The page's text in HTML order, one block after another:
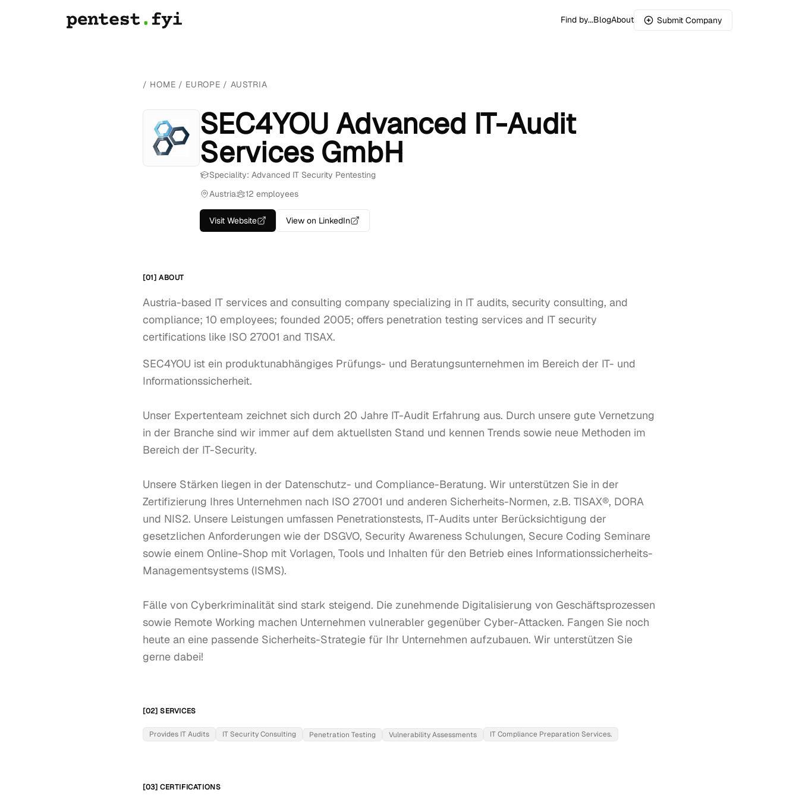
Find by...BlogAbout Submit Company
/ HOME / EUROPE / AUSTRIA
SEC4YOU Advanced IT-Audit
Services GmbH
Speciality: Advanced IT Security Pentesting
Austria
12 employees
Visit Website View on LinkedIn
[01] ABOUT
Austria-based IT services and consulting company specializing in IT audits, security consulting, and
compliance; 10 employees; founded 2005; offers penetration testing services and IT security
certifications like ISO 27001 and TISAX.
SEC4YOU ist ein produktunabhängiges Prüfungs- und Beratungsunternehmen im Bereich der IT- und
Informationssicherheit.
Unser Expertenteam zeichnet sich durch 20 Jahre IT-Audit Erfahrung aus. Durch unsere gute Vernetzung
in der Branche sind wir immer auf dem aktuellsten Stand und kennen Trends sowie neue Methoden im
Bereich der IT-Security.
Unsere Stärken liegen in der Datenschutz- und Compliance-Beratung. Wir unterstützen Sie in der
Zertifizierung Ihres Unternehmen nach ISO 27001 und anderen Sicherheits-Normen, z.B. TISAX®, DORA
und NIS2. Unsere Leistungen umfassen Penetrationstests, IT-Audits unter Berücksichtigung der
gesetzlichen Anforderungen wie der DSGVO, Security Awareness Schulungen, Secure Coding Seminare
sowie einem Online-Shop mit Vorlagen, Tools und Inhalten für den Betrieb eines Informationssicherheits-
Managementsystems (ISMS).
Fälle von Cyberkriminalität sind stark steigend. Die zunehmende Digitalisierung von Geschäftsprozessen
sowie Remote Working machen Unternehmen vulnerabler gegenüber Cyber-Attacken. Fangen Sie noch
heute an eine passende Sicherheits-Strategie für Ihr Unternehmen aufzubauen. Wir unterstützen Sie
gerne dabei!
[02] SERVICES
Provides IT Audits IT Security Consulting Penetration Testing Vulnerability Assessments IT Compliance Preparation Services.
[03] CERTIFICATIONS